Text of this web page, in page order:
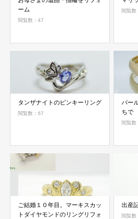
ーム
閲覧数：47
閲覧数
タンザナイトのピンキーリング
閲覧数：67
パー
ちで
閲覧数
ご結婚１０年目。マーキスカッ
トダイヤモンドのリングリフォ
出産
閲覧数